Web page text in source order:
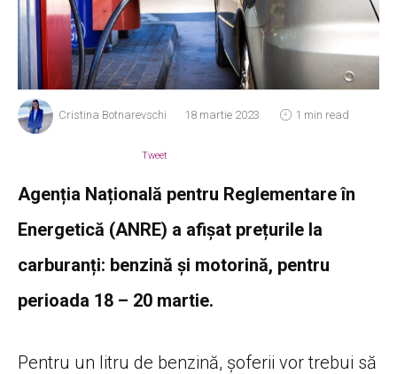
Cristina Botnarevschi 18 martie 2023 1 min read
Tweet
Agenția Națională pentru Reglementare în
Energetică (ANRE) a afișat prețurile la
carburanți: benzină și motorină, pentru
perioada 18 – 20 martie.
Pentru un litru de benzină, șoferii vor trebui să